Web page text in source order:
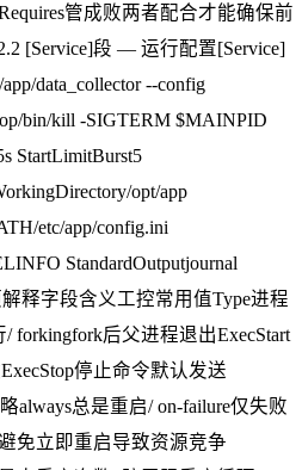
管成败两者配合才能确保前
[Service]段 — 运行配置[Service]
data_collector --config
bin/kill -SIGTERM $MAINPID
StartLimitBurst5
opt/app
etc/app/config.ini
StandardOutputjournal
解释字段含义工控常用值Type进程
forkingfork后父进程退出ExecStart
停止命令默认发送
always总是重启/ on-failure仅失败
免立即重启导致资源竞争